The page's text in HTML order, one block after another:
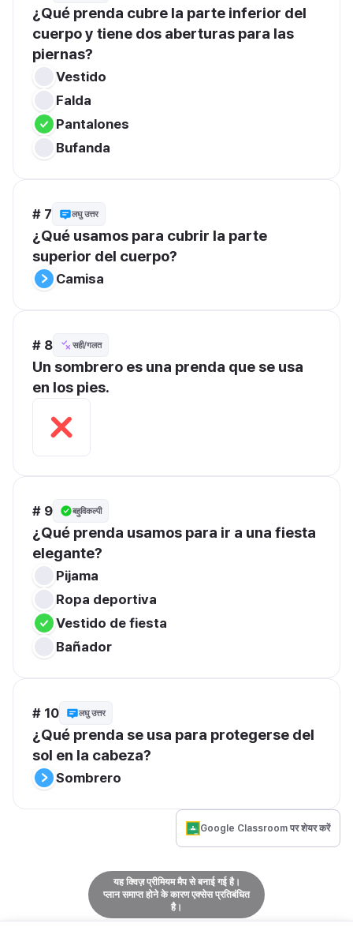
¿Qué prenda cubre la parte inferior del
cuerpo y tiene dos aberturas para las
piernas?
Vestido
Falda
Pantalones
Bufanda
# 7 लघु उत्तर
¿Qué usamos para cubrir la parte
superior del cuerpo?
Camisa
# 8 सही/गलत
Un sombrero es una prenda que se usa
en los pies.
# 9 बहुविकल्पी
¿Qué prenda usamos para ir a una fiesta
elegante?
Pijama
Ropa deportiva
Vestido de fiesta
Bañador
# 10 लघु उत्तर
¿Qué prenda se usa para protegerse del
sol en la cabeza?
Sombrero
Google Classroom पर शेयर करें
यह क्विज़ प्रीमियम मैप से बनाई गई है।
प्लान समाप्त होने के कारण एक्सेस प्रतिबंधित
है।